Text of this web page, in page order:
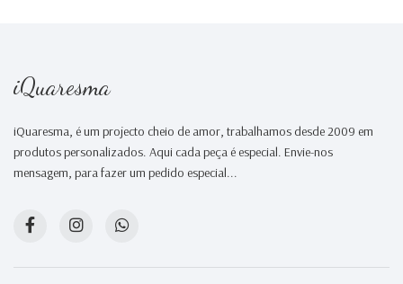
iQuaresma
iQuaresma, é um projecto cheio de amor, trabalhamos desde 2009 em
produtos personalizados. Aqui cada peça é especial. Envie-nos
mensagem, para fazer um pedido especial...